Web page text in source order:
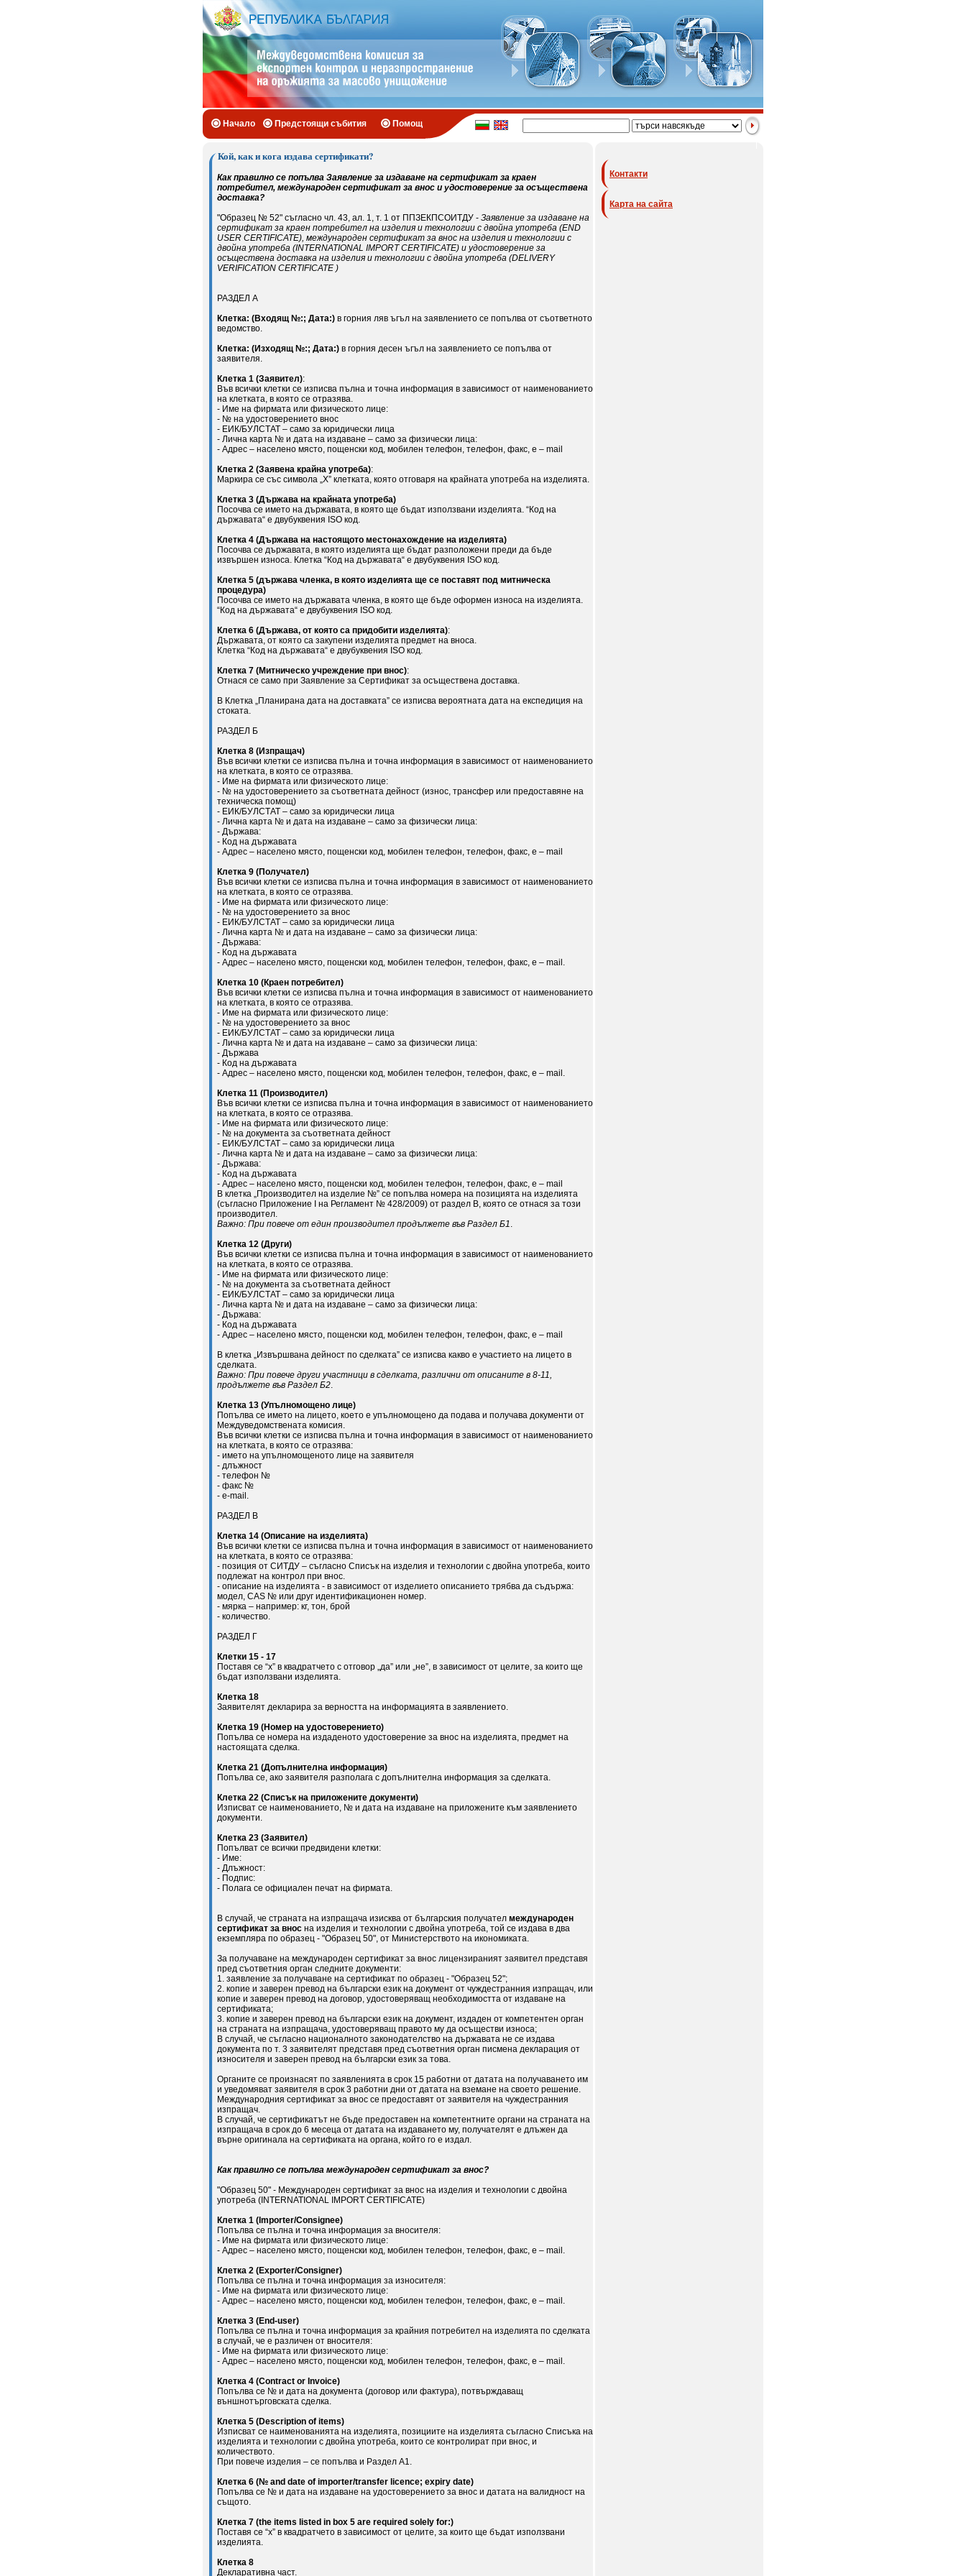
Начало Предстоящи събития Помощ
Кой, как и кога издава сертификати?
Как правилно се попълва Заявление за издаване на сертификат за краен
потребител, международен сертификат за внос и удостоверение за осъществена
доставка?
"Образец № 52" съгласно чл. 43, ал. 1, т. 1 от ППЗЕКПСОИТДУ - Заявление за издаване на
сертификат за краен потребител на изделия и технологии с двойна употреба (END
USER CERTIFICATE), международен сертификат за внос на изделия и технологии с
двойна употреба (INTERNATIONAL IMPORT CERTIFICATE) и удостоверение за
осъществена доставка на изделия и технологии с двойна употреба (DELIVERY
VERIFICATION CERTIFICATE )
РАЗДЕЛ А
Клетка: (Входящ №:; Дата:) в горния ляв ъгъл на заявлението се попълва от съответното
ведомство.
Клетка: (Изходящ №:; Дата:) в горния десен ъгъл на заявлението се попълва от
заявителя.
Клетка 1 (Заявител):
Във всички клетки се изписва пълна и точна информация в зависимост от наименованието
на клетката, в която се отразява.
- Име на фирмата или физическото лице:
- № на удостоверението внос
- ЕИК/БУЛСТАТ – само за юридически лица
- Лична карта № и дата на издаване – само за физически лица:
- Адрес – населено място, пощенски код, мобилен телефон, телефон, факс, e – mail
Клетка 2 (Заявена крайна употреба):
Маркира се със символа „Х” клетката, която отговаря на крайната употреба на изделията.
Клетка 3 (Държава на крайната употреба)
Посочва се името на държавата, в която ще бъдат използвани изделията. “Код на
държавата“ е двубуквения ISO код.
Клетка 4 (Държава на настоящото местонахождение на изделията)
Посочва се държавата, в която изделията ще бъдат разположени преди да бъде
извършен износа. Клетка “Код на държавата“ е двубуквения ISO код.
Клетка 5 (държава членка, в която изделията ще се поставят под митническа
процедура)
Посочва се името на държавата членка, в която ще бъде оформен износа на изделията.
“Код на държавата“ е двубуквения ISO код.
Клетка 6 (Държава, от която са придобити изделията):
Държавата, от която са закупени изделията предмет на вноса.
Клетка “Код на държавата“ е двубуквения ISO код.
Клетка 7 (Митническо учреждение при внос):
Отнася се само при Заявление за Сертификат за осъществена доставка.
В Клетка „Планирана дата на доставката” се изписва вероятната дата на експедиция на
стоката.
РАЗДЕЛ Б
Клетка 8 (Изпращач)
Във всички клетки се изписва пълна и точна информация в зависимост от наименованието
на клетката, в която се отразява.
- Име на фирмата или физическото лице:
- № на удостоверението за съответната дейност (износ, трансфер или предоставяне на
техническа помощ)
- ЕИК/БУЛСТАТ – само за юридически лица
- Лична карта № и дата на издаване – само за физически лица:
- Държава:
- Код на държавата
- Адрес – населено място, пощенски код, мобилен телефон, телефон, факс, e – mail
Клетка 9 (Получател)
Във всички клетки се изписва пълна и точна информация в зависимост от наименованието
на клетката, в която се отразява.
- Име на фирмата или физическото лице:
- № на удостоверението за внос
- ЕИК/БУЛСТАТ – само за юридически лица
- Лична карта № и дата на издаване – само за физически лица:
- Държава:
- Код на държавата
- Адрес – населено място, пощенски код, мобилен телефон, телефон, факс, e – mail.
Клетка 10 (Краен потребител)
Във всички клетки се изписва пълна и точна информация в зависимост от наименованието
на клетката, в която се отразява.
- Име на фирмата или физическото лице:
- № на удостоверението за внос
- ЕИК/БУЛСТАТ – само за юридически лица
- Лична карта № и дата на издаване – само за физически лица:
- Държава
- Код на държавата
- Адрес – населено място, пощенски код, мобилен телефон, телефон, факс, e – mail.
Клетка 11 (Производител)
Във всички клетки се изписва пълна и точна информация в зависимост от наименованието
на клетката, в която се отразява.
- Име на фирмата или физическото лице:
- № на документа за съответната дейност
- ЕИК/БУЛСТАТ – само за юридически лица
- Лична карта № и дата на издаване – само за физически лица:
- Държава:
- Код на държавата
- Адрес – населено място, пощенски код, мобилен телефон, телефон, факс, e – mail
В клетка „Производител на изделие №” се попълва номера на позицията на изделията
(съгласно Приложение I на Регламент № 428/2009) от раздел В, която се отнася за този
производител.
Важно: При повече от един производител продължете във Раздел Б1.
Клетка 12 (Други)
Във всички клетки се изписва пълна и точна информация в зависимост от наименованието
на клетката, в която се отразява.
- Име на фирмата или физическото лице:
- № на документа за съответната дейност
- ЕИК/БУЛСТАТ – само за юридически лица
- Лична карта № и дата на издаване – само за физически лица:
- Държава:
- Код на държавата
- Адрес – населено място, пощенски код, мобилен телефон, телефон, факс, e – mail
В клетка „Извършвана дейност по сделката” се изписва какво е участието на лицето в
сделката.
Важно: При повече други участници в сделката, различни от описаните в 8-11,
продължете във Раздел Б2.
Клетка 13 (Упълномощено лице)
Попълва се името на лицето, което е упълномощено да подава и получава документи от
Междуведомствената комисия.
Във всички клетки се изписва пълна и точна информация в зависимост от наименованието
на клетката, в която се отразява:
- името на упълномощеното лице на заявителя
- длъжност
- телефон №
- факс №
- e-mail.
РАЗДЕЛ В
Клетка 14 (Описание на изделията)
Във всички клетки се изписва пълна и точна информация в зависимост от наименованието
на клетката, в която се отразява:
- позиция от СИТДУ – съгласно Списък на изделия и технологии с двойна употреба, които
подлежат на контрол при внос.
- описание на изделията - в зависимост от изделието описанието трябва да съдържа:
модел, CAS № или друг идентификационен номер.
- мярка – например: кг, тон, брой
- количество.
РАЗДЕЛ Г
Клетки 15 - 17
Поставя се “х” в квадратчето с отговор „да” или „не”, в зависимост от целите, за които ще
бъдат използвани изделията.
Клетка 18
Заявителят декларира за верността на информацията в заявлението.
Клетка 19 (Номер на удостоверението)
Попълва се номера на издаденото удостоверение за внос на изделията, предмет на
настоящата сделка.
Клетка 21 (Допълнителна информация)
Попълва се, ако заявителя разполага с допълнителна информация за сделката.
Клетка 22 (Списък на приложените документи)
Изписват се наименованието, № и дата на издаване на приложените към заявлението
документи.
Клетка 23 (Заявител)
Попълват се всички предвидени клетки:
- Име:
- Длъжност:
- Подпис:
- Полага се официален печат на фирмата.
В случай, че страната на изпращача изисква от българския получател международен
сертификат за внос на изделия и технологии с двойна употреба, той се издава в два
екземпляра по образец - "Образец 50", от Министерството на икономиката.
За получаване на международен сертификат за внос лицензираният заявител представя
пред съответния орган следните документи:
1. заявление за получаване на сертификат по образец - "Образец 52";
2. копие и заверен превод на български език на документ от чуждестранния изпращач, или
копие и заверен превод на договор, удостоверяващ необходимостта от издаване на
сертификата;
3. копие и заверен превод на български език на документ, издаден от компетентен орган
на страната на изпращача, удостоверяващ правото му да осъществи износа;
В случай, че съгласно националното законодателство на държавата не се издава
документа по т. 3 заявителят представя пред съответния орган писмена декларация от
износителя и заверен превод на български език за това.
Органите се произнасят по заявленията в срок 15 работни от датата на получаването им
и уведомяват заявителя в срок 3 работни дни от датата на вземане на своето решение.
Международния сертификат за внос се предоставят от заявителя на чуждестранния
изпращач.
В случай, че сертификатът не бъде предоставен на компетентните органи на страната на
изпращача в срок до 6 месеца от датата на издаването му, получателят е длъжен да
върне оригинала на сертификата на органа, който го е издал.
Как правилно се попълва международен сертификат за внос?
"Образец 50" - Международен сертификат за внос на изделия и технологии с двойна
употреба (INTERNATIONAL IMPORT CERTIFICATE)
Клетка 1 (Importer/Consignee)
Попълва се пълна и точна информация за вносителя:
- Име на фирмата или физическото лице:
- Адрес – населено място, пощенски код, мобилен телефон, телефон, факс, e – mail.
Клетка 2 (Exporter/Consigner)
Попълва се пълна и точна информация за износителя:
- Име на фирмата или физическото лице:
- Адрес – населено място, пощенски код, мобилен телефон, телефон, факс, e – mail.
Клетка 3 (End-user)
Попълва се пълна и точна информация за крайния потребител на изделията по сделката
в случай, че е различен от вносителя:
- Име на фирмата или физическото лице:
- Адрес – населено място, пощенски код, мобилен телефон, телефон, факс, e – mail.
Клетка 4 (Contract or Invoice)
Попълва се № и дата на документа (договор или фактура), потвърждаващ
външнотърговската сделка.
Клетка 5 (Description of items)
Изписват се наименованията на изделията, позициите на изделията съгласно Списъка на
изделията и технологии с двойна употреба, които се контролират при внос, и
количеството.
При повече изделия – се попълва и Раздел А1.
Клетка 6 (№ and date of importer/transfer licence; expiry date)
Попълва се № и дата на издаване на удостоверението за внос и датата на валидност на
същото.
Клетка 7 (the items listed in box 5 are required solely for:)
Поставя се “х” в квадратчето в зависимост от целите, за които ще бъдат използвани
изделията.
Клетка 8
Декларативна част.
Контакти
Карта на сайта